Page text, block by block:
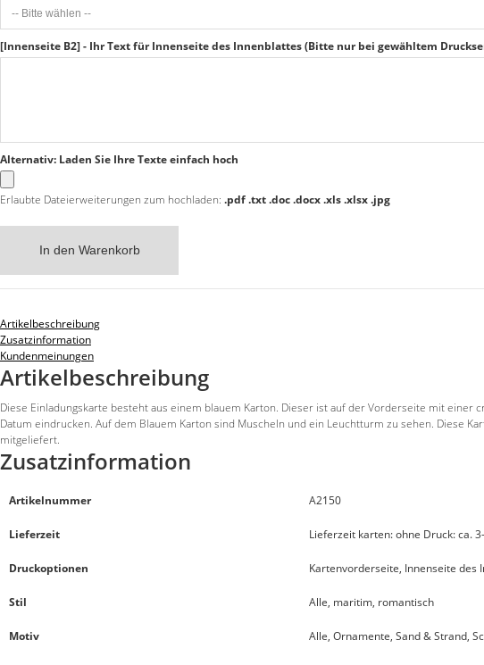
[Innenseite B2] - Ihr Text für Innenseite des Innenblattes (Bitte nur bei gewähltem
Alternativ: Laden Sie Ihre Texte einfach hoch
Erlaubte Dateierweiterungen zum hochladen: .pdf .txt .doc .docx .xls .xlsx .jpg
In den Warenkorb
Artikelbeschreibung
Zusatzinformation
Kundenmeinungen
Artikelbeschreibung
Diese Einladungskarte besteht aus einem blauem Karton. Dieser ist auf der Vorderseite mit
Datum eindrucken. Auf dem Blauem Karton sind Muscheln und ein Leuchtturm zu sehen. Diese
mitgeliefert.
Zusatzinformation
Artikelnummer A2150
Lieferzeit Lieferzeit karten: ohne Druck: ca.
Druckoptionen Kartenvorderseite, Innenseite des
Stil Alle, maritim, romantisch
Motiv Alle, Ornamente, Sand & Strand,